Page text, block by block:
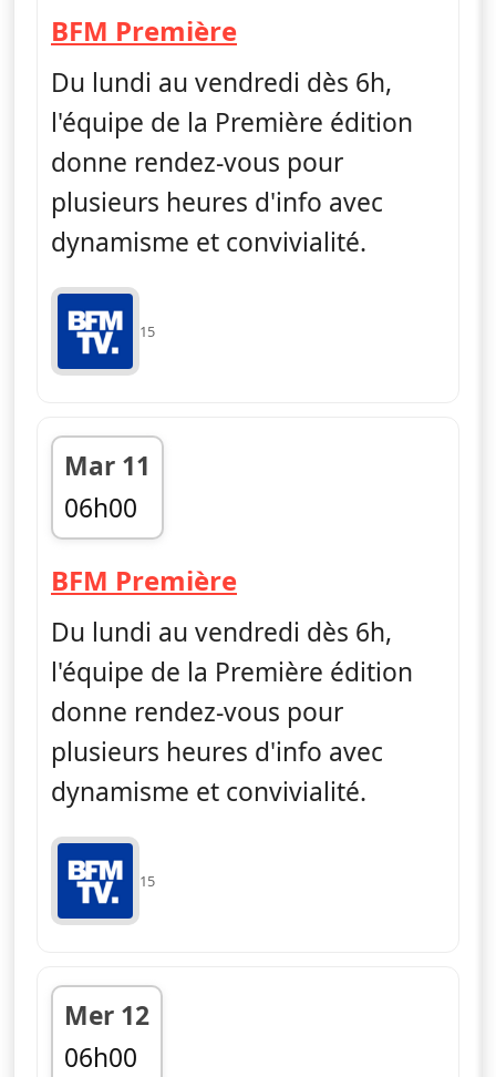
BFM Première— Première édition
Du lundi au vendredi dès 6h,
l'équipe de la Première édition
donne rendez-vous pour
plusieurs heures d'info avec
dynamisme et convivialité.
15
Mar 11
06h00
fin 09h00
BFM Première— Première édition
Du lundi au vendredi dès 6h,
l'équipe de la Première édition
donne rendez-vous pour
plusieurs heures d'info avec
dynamisme et convivialité.
15
Mer 12
06h00